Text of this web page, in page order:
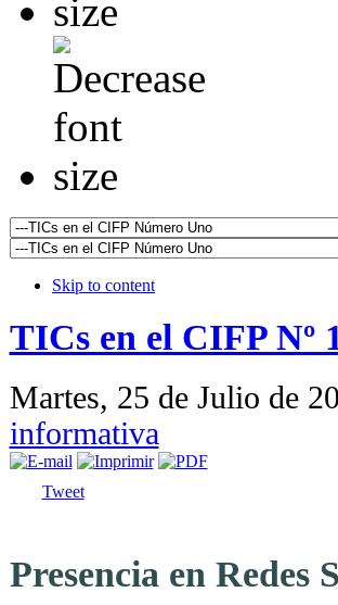
Skip to content
TICs en el CIFP Nº
Martes, 25 de Julio de
informativa
Tweet
Presencia en Redes